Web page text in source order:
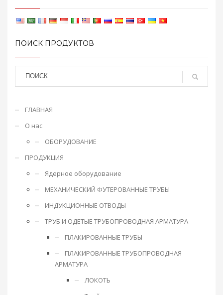
ПОИСК ПРОДУКТОВ
ГЛАВНАЯ
О нас
ОБОРУДОВАНИЕ
ПРОДУКЦИЯ
Ядерное оборудование
МЕХАНИЧЕСКИЙ ФУТЕРОВАННЫЕ ТРУБЫ
ИНДУКЦИОННЫЕ ОТВОДЫ
ТРУБ И ОДЕТЫЕ ТРУБОПРОВОДНАЯ АРМАТУРА
ПЛАКИРОВАННЫЕ ТРУБЫ
ПЛАКИРОВАННЫЕ ТРУБОПРОВОДНАЯ
АРМАТУРА
ЛОКОТЬ